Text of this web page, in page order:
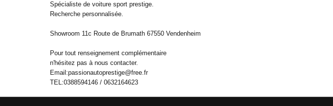
Spécialiste de voiture sport prestige.
Recherche personnalisée.
Showroom 11c Route de Brumath 67550 Vendenheim
Pour tout renseignement complémentaire
n'hésitez pas à nous contacter.
Email:passionautoprestige@free.fr
TEL:0388594146 / 0632164623